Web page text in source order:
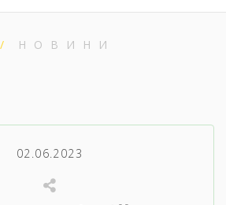
НОВИНИ
02.06.2023